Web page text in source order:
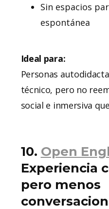
Sin espacios
espontánea
Ideal para:
Personas
técnico, pero no
social e inmersiva
10. Open
Experiencia
pero menos